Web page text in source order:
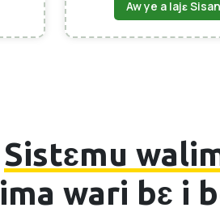
Aw ye a lajɛ Sisan
Sistɛmu
wari bɛ i